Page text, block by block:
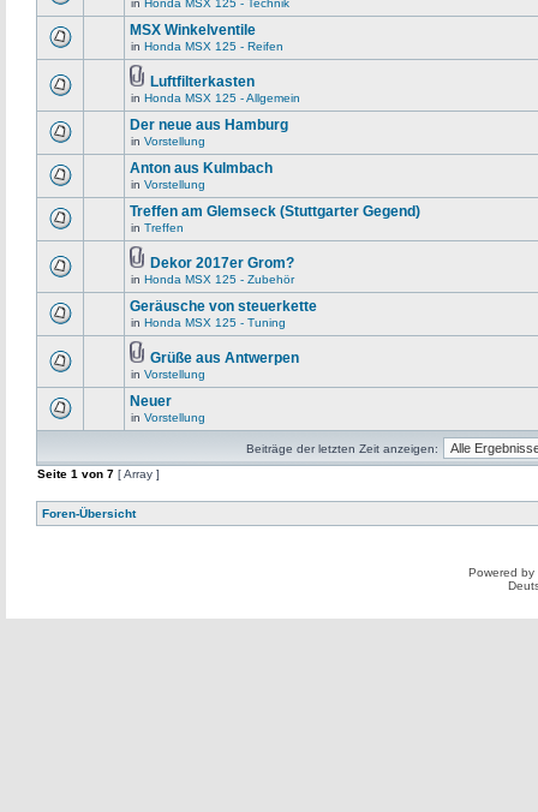
in Honda MSX 125 - Technik
MSX Winkelventile
in Honda MSX 125 - Reifen
Luftfilterkasten
in Honda MSX 125 - Allgemein
Der neue aus Hamburg
in Vorstellung
Anton aus Kulmbach
in Vorstellung
Treffen am Glemseck (Stuttgarter Gegend)
in Treffen
Dekor 2017er Grom?
in Honda MSX 125 - Zubehör
Geräusche von steuerkette
in Honda MSX 125 - Tuning
Grüße aus Antwerpen
in Vorstellung
Neuer
in Vorstellung
Beiträge der letzten Zeit anzeigen:
Seite 1 von 7 [ Array ]
Foren-Übersicht
Powered by